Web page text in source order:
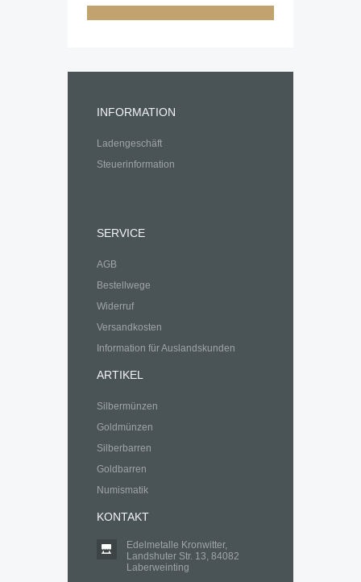
INFORMATION
Ladengeschäft
Steuerinformation
SERVICE
AGB
Bestellwege
Widerruf
Versandkosten
Information für Auslandskunden
ARTIKEL
Silbermünzen
Goldmünzen
Silberbarren
Goldbarren
Numismatik
KONTAKT
Edelmetalle Kronwitter,
Landshuter Str. 13, 84082
Laberweinting